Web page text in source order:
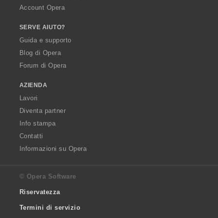
Account Opera
SERVE AIUTO?
Guida e supporto
Blog di Opera
Forum di Opera
AZIENDA
Lavori
Diventa partner
Info stampa
Contatti
Informazioni su Opera
© Opera Software
Riservatezza
Termini di servizio